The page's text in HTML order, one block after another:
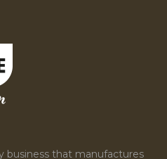
business that manufactures